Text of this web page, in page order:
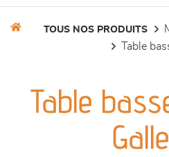
séjours
meubles de complément
TOUS NOS PRODUITS
table
Table